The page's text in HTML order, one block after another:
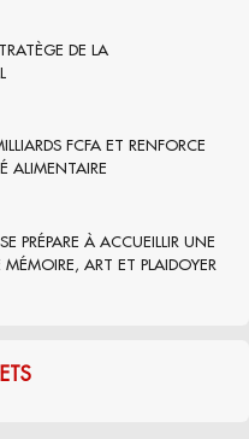
DE LA
FCFA ET RENFORCE
ALIMENTAIRE
PRÉPARE À ACCUEILLIR UNE
ART ET PLAIDOYER